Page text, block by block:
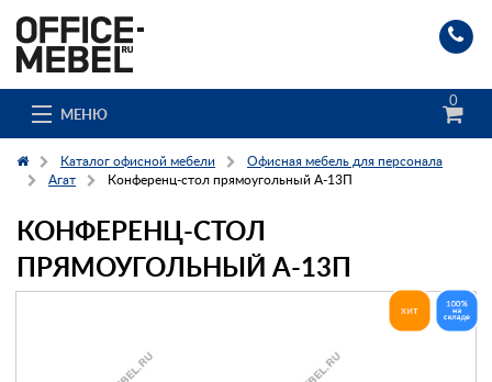
МЕНЮ
0
Каталог
О компании
Гос. заказчикам
Каталог офисной мебели
Офисная мебель для персонала
Агат
Конференц-стол прямоугольный А-13П
КОНФЕРЕНЦ-СТОЛ
ПРЯМОУГОЛЬНЫЙ А-13П